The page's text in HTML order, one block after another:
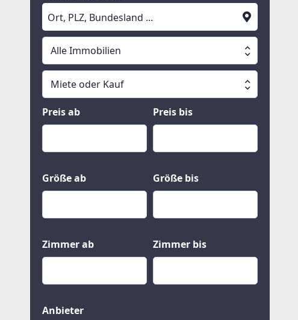
Suche läuft
Alle Immobilien
Alle Immobilien
Häuser
Grund und Boden
Miete oder Kauf
Miete oder Kauf
Kauf
Preis ab Preis bis
Größe ab Größe bis
Zimmer ab Zimmer bis
Anbieter